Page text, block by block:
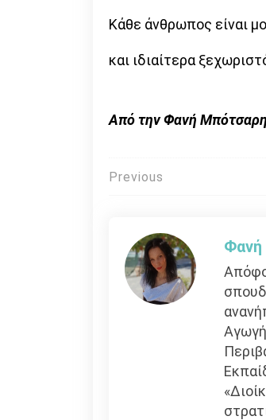
Κάθε άνθρωπος είναι
και ιδιαίτερα
Από την Φανή Μπότσαρη
Πλοήγηση
Previous